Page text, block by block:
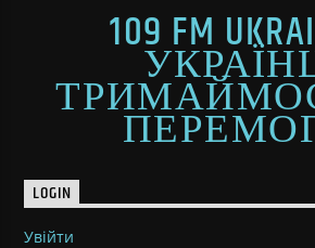
109 FM
LOGIN
Увійти